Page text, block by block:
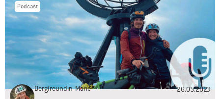
Podcast
Bergfreundin Marie 26.05.2023